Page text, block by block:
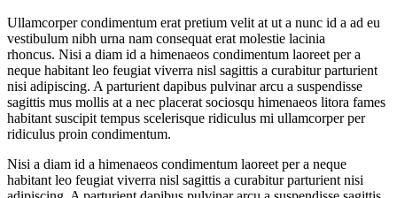
Ullamcorper condimentum erat pretium velit at ut a nunc id a ad eu
vestibulum nibh urna nam consequat erat molestie lacinia
rhoncus. Nisi a diam id a himenaeos condimentum laoreet per a
neque habitant leo feugiat viverra nisl sagittis a curabitur parturient
nisi adipiscing. A parturient dapibus pulvinar arcu a suspendisse
sagittis mus mollis at a nec placerat sociosqu himenaeos litora fames
habitant suscipit tempus scelerisque ridiculus mi ullamcorper per
ridiculus proin condimentum.
Nisi a diam id a himenaeos condimentum laoreet per a neque
habitant leo feugiat viverra nisl sagittis a curabitur parturient nisi